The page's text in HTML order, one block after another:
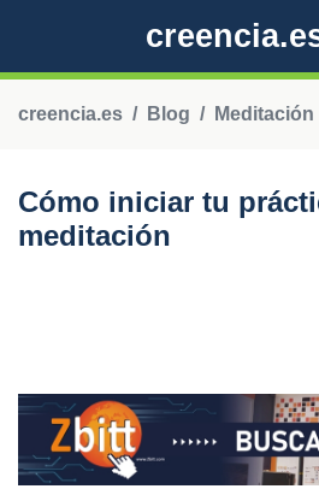
creencia.es Blog Meditación
Cómo iniciar tu
meditación